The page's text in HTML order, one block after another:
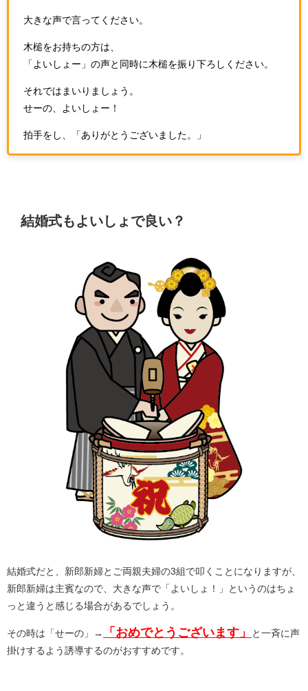
大きな声で言ってください。
木槌をお持ちの方は、
「よいしょー」の声と同時に木槌を振り下ろしください。
それではまいりましょう。
せーの、よいしょー！
拍手をし、「ありがとうございました。」
結婚式もよいしょで良い？
結婚式だと、新郎新婦とご両親夫婦の3組で叩くことになりますが、
新郎新婦は主賓なので、大きな声で「よいしょ！」というのはちょ
っと違うと感じる場合があるでしょう。
その時は「せーの」→ 「おめでとうございます」
と一斉に声
掛けするよう誘導するのがおすすめです。